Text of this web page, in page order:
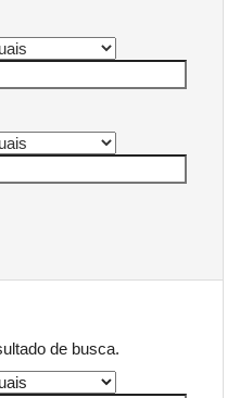
de busca.